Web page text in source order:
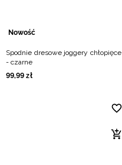
Nowość
Spodnie dresowe joggery chłopięce
- czarne
99,99 zł